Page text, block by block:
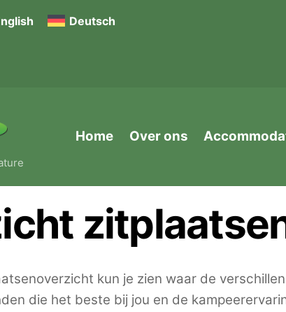
Deutsch
Home Over ons
kun je zien waar de
die het beste bij jou en de